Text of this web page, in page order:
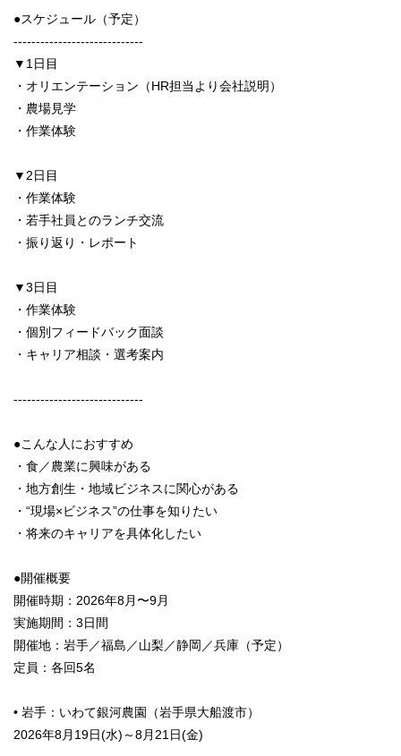
●スケジュール（予定）
-----------------------------
▼1日目
・オリエンテーション（HR担当より会社説明）
・農場見学
・作業体験
▼2日目
・作業体験
・若手社員とのランチ交流
・振り返り・レポート
▼3日目
・作業体験
・個別フィードバック面談
・キャリア相談・選考案内
-----------------------------
●こんな人におすすめ
・食／農業に興味がある
・地方創生・地域ビジネスに関心がある
・“現場×ビジネス”の仕事を知りたい
・将来のキャリアを具体化したい
●開催概要
開催時期：2026年8月〜9月
実施期間：3日間
開催地：岩手／福島／山梨／静岡／兵庫（予定）
定員：各回5名
• 岩手：いわて銀河農園（岩手県大船渡市）
2026年8月19日(水)～8月21日(金)